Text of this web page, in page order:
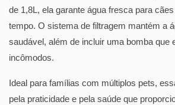
de 1,8L, ela garante água fresca para
tempo. O sistema de filtragem mantém a
saudável, além de incluir uma bomba que
incômodos.
Ideal para famílias com múltiplos pets,
pela praticidade e pela saúde que